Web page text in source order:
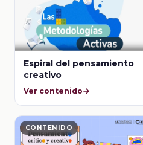
Espiral del pensamiento
creativo
Ver contenido
CONTENIDO